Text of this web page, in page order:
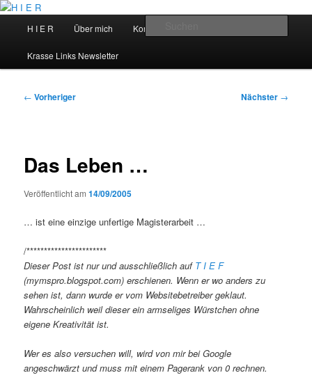
Zum
springenH I E R
H I E R Über mich Kontakt
Krasse Links Newsletter
Beitragsnavigation
← Vorheriger Nächster →
Das Leben …
Veröffentlicht am14/09/2005
… ist eine einzige unfertige Magisterarbeit …
/***********************
Dieser Post ist nur und ausschließlich auf T I E F
(mymspro.blogspot.com) erschienen. Wenn er wo anders zu
sehen ist, dann wurde er vom Websitebetreiber geklaut.
Wahrscheinlich weil dieser ein armseliges Würstchen ohne
eigene Kreativität ist.
Wer es also versuchen will, wird von mir bei Google
angeschwärzt und muss mit einem Pagerank von 0 rechnen.